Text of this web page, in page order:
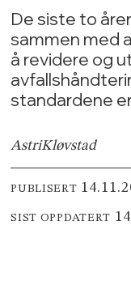
De siste to
sammen med
å revidere og
standardene
AstriKløvstad
PUBLISERT
SIST OPPDATERT